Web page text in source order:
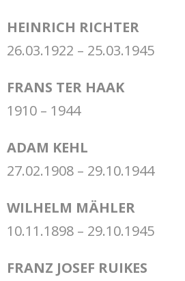
HEINRICH RICHTER
26.03.1922 – 25.03.1945
FRANS TER HAAK
1910 – 1944
ADAM KEHL
27.02.1908 – 29.10.1944
WILHELM MÄHLER
10.11.1898 – 29.10.1945
FRANZ JOSEF RUIKES